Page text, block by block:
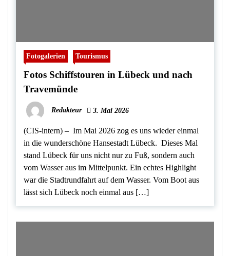
Fotogalerien Tourismus
Fotos Schiffstouren in Lübeck und nach
Travemünde
Redakteur 3. Mai 2026
(CIS-intern) – Im Mai 2026 zog es uns wieder einmal
in die wunderschöne Hansestadt Lübeck. Dieses Mal
stand Lübeck für uns nicht nur zu Fuß, sondern auch
vom Wasser aus im Mittelpunkt. Ein echtes Highlight
war die Stadtrundfahrt auf dem Wasser. Vom Boot aus
lässt sich Lübeck noch einmal aus […]